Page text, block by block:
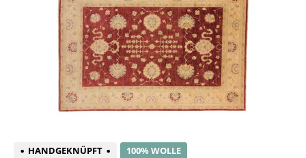
HANDGEKNÜPFT 100% WOLLE